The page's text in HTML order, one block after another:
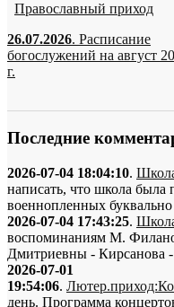
Православный приход
26.07.2026. Расписание
богослужений на август
г.
Последние
2026-07-04 18:04:10.
написать, что школа была
военнопленных
2026-07-04 17:43:25.
воспоминаниям М.
Дмитриевны - Кирсанова
2026-07-01
19:54:06.
день. Программа